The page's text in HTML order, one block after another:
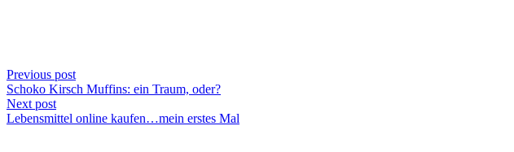
Previous post
Schoko Kirsch Muffins: ein Traum, oder?
Next post
Lebensmittel online kaufen…mein erstes Mal